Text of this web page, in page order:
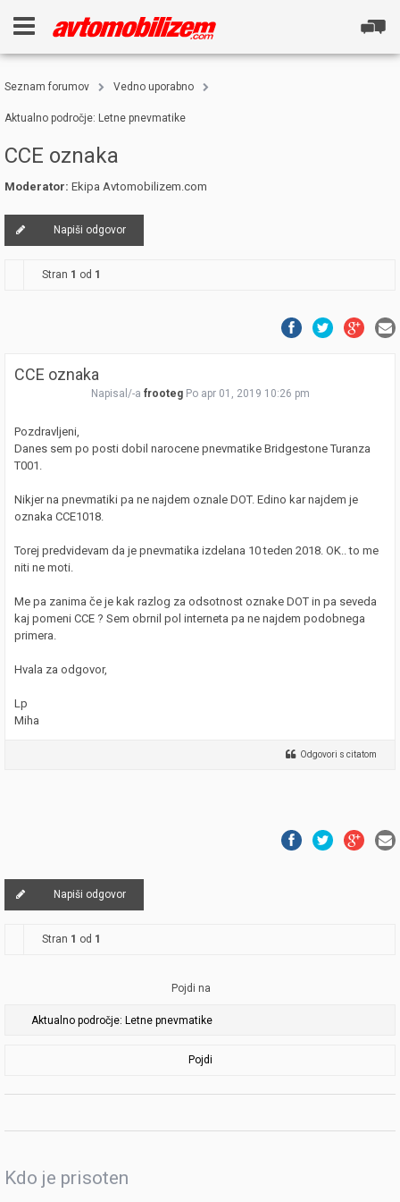
Seznam forumov Vedno uporabno
Aktualno področje: Letne pnevmatike
CCE oznaka
Moderator: Ekipa Avtomobilizem.com
Napiši odgovor
Stran 1 od 1
CCE oznaka
Napisal/-a frooteg Po apr 01, 2019 10:26 pm
Pozdravljeni,
Danes sem po posti dobil narocene pnevmatike Bridgestone Turanza
T001.
Nikjer na pnevmatiki pa ne najdem oznale DOT. Edino kar najdem je
oznaka CCE1018.
Torej predvidevam da je pnevmatika izdelana 10 teden 2018. OK.. to me
niti ne moti.
Me pa zanima če je kak razlog za odsotnost oznake DOT in pa seveda
kaj pomeni CCE ? Sem obrnil pol interneta pa ne najdem podobnega
primera.
Hvala za odgovor,
Lp
Miha
Odgovori s citatom
Napiši odgovor
Stran 1 od 1
Pojdi na
Pojdi
Kdo je prisoten